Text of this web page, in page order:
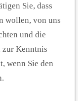
Sie, dass
wollen, von uns
und die
zur Kenntnis
wenn Sie den